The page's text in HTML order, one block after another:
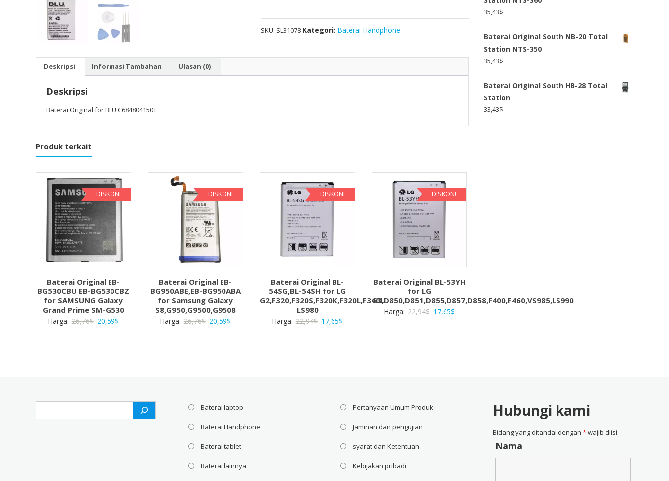
SKU: SL31078 Kategori: Baterai Handphone
Deskripsi Informasi Tambahan Ulasan (0)
Deskripsi
Baterai Original for BLU C684804150T
Produk terkait
DISKON!
Baterai Original EB-
BG530CBU EB-BG530CBZ
for SAMSUNG Galaxy
Grand Prime SM-G530
Harga: 26,76$ Harga
20,59$
DISKON!
Baterai Original EB-
BG950ABE,EB-BG950ABA
for Samsung Galaxy
S8,G950,G9500,G9508
Harga: 26,76$ Harga
20,59$
DISKON!
Baterai Original BL-
54SG,BL-54SH for LG
G2,F320,F320S,F320K,F320L,F340L
LS980
Harga: 22,94$ Harga
17,65$
DISKON!
Baterai Original BL-53YH
for LG
G3,D850,D851,D855,D857,D858,F400,F460,VS985,LS990
Harga: 22,94$ Harga
17,65$
35,43$
Baterai Original South NB-20 Total
Station NTS-350
35,43$
Baterai Original South HB-28 Total
Station
33,43$
Baterai laptop
Baterai Handphone
Baterai tablet
Baterai lainnya
Pertanyaan Umum Produk
Jaminan dan pengujian
syarat dan Ketentuan
Kebijakan pribadi
Hubungi kami
Bidang yang ditandai dengan*wajib diisi
Nama